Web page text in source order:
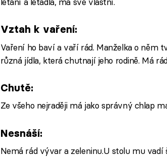
Vztah k vaření:
Vaření ho baví a vaří rád. Manželka o něm
různá jídla, která chutnají jeho rodině. Má
Chutě:
Ze všeho nejraději má jako správný chlap
Nesnáší:
Nemá rád vývar a zeleninu.U stolu mu vadí